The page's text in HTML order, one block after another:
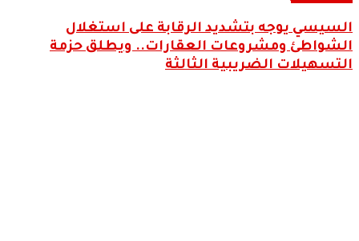
السيسي يوجه بتشديد الرقابة على استغلال
الشواطئ ومشروعات العقارات.. ويطلق حزمة
التسهيلات الضريبية الثالثة